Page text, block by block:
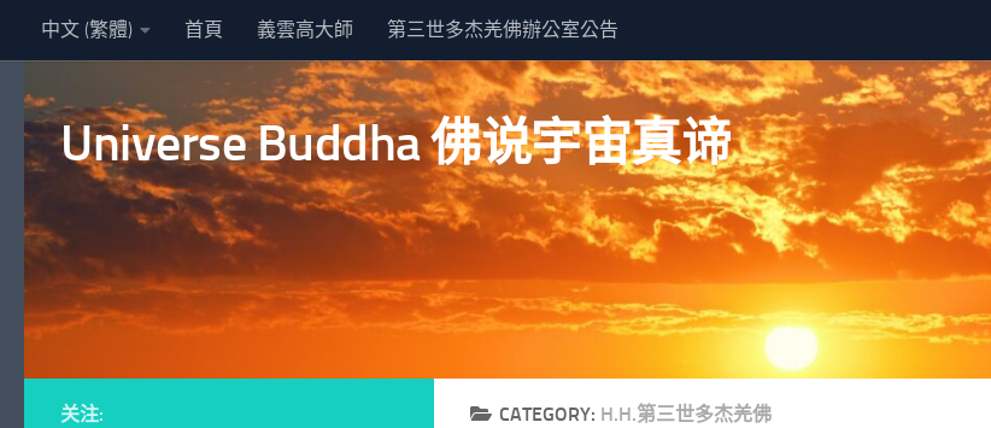
Skip to content
中文 (繁體) 首頁 義雲高大師 第三世多杰羌佛辦公室公告
Universe Buddha 佛说宇宙真谛
CATEGORY: H.H.第三世多杰羌佛
关注: